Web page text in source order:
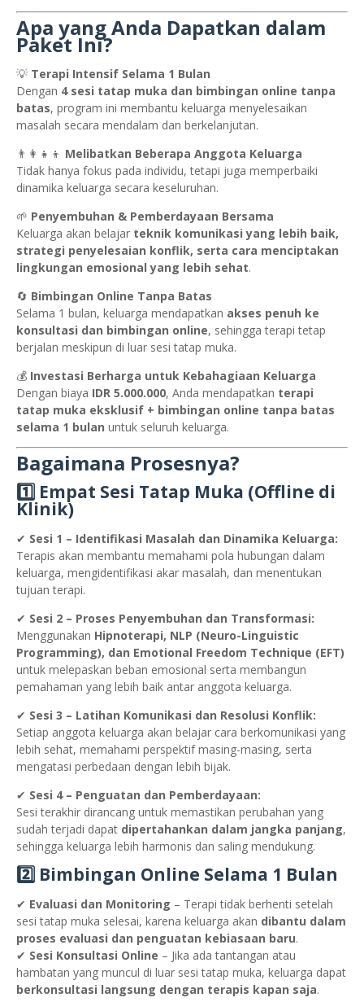
Apa yang Anda Dapatkan dalam
Paket Ini?
💡 Terapi Intensif Selama 1 Bulan
Dengan 4 sesi tatap muka dan bimbingan online tanpa
batas, program ini membantu keluarga menyelesaikan
masalah secara mendalam dan berkelanjutan.
👨‍👩‍👧‍👦 Melibatkan Beberapa Anggota Keluarga
Tidak hanya fokus pada individu, tetapi juga memperbaiki
dinamika keluarga secara keseluruhan.
🌱 Penyembuhan & Pemberdayaan Bersama
Keluarga akan belajar teknik komunikasi yang lebih baik,
strategi penyelesaian konflik, serta cara menciptakan
lingkungan emosional yang lebih sehat.
🔄 Bimbingan Online Tanpa Batas
Selama 1 bulan, keluarga mendapatkan akses penuh ke
konsultasi dan bimbingan online, sehingga terapi tetap
berjalan meskipun di luar sesi tatap muka.
💰 Investasi Berharga untuk Kebahagiaan Keluarga
Dengan biaya IDR 5.000.000, Anda mendapatkan terapi
tatap muka eksklusif + bimbingan online tanpa batas
selama 1 bulan untuk seluruh keluarga.
Bagaimana Prosesnya?
1️⃣ Empat Sesi Tatap Muka (Offline di
Klinik)
✔ Sesi 1 – Identifikasi Masalah dan Dinamika Keluarga:
Terapis akan membantu memahami pola hubungan dalam
keluarga, mengidentifikasi akar masalah, dan menentukan
tujuan terapi.
✔ Sesi 2 – Proses Penyembuhan dan Transformasi:
Menggunakan Hipnoterapi, NLP (Neuro-Linguistic
Programming), dan Emotional Freedom Technique (EFT)
untuk melepaskan beban emosional serta membangun
pemahaman yang lebih baik antar anggota keluarga.
✔ Sesi 3 – Latihan Komunikasi dan Resolusi Konflik:
Setiap anggota keluarga akan belajar cara berkomunikasi yang
lebih sehat, memahami perspektif masing-masing, serta
mengatasi perbedaan dengan lebih bijak.
✔ Sesi 4 – Penguatan dan Pemberdayaan:
Sesi terakhir dirancang untuk memastikan perubahan yang
sudah terjadi dapat dipertahankan dalam jangka panjang,
sehingga keluarga lebih harmonis dan saling mendukung.
2️⃣ Bimbingan Online Selama 1 Bulan
✔ Evaluasi dan Monitoring – Terapi tidak berhenti setelah
sesi tatap muka selesai, karena keluarga akan dibantu dalam
proses evaluasi dan penguatan kebiasaan baru.
✔ Sesi Konsultasi Online – Jika ada tantangan atau
hambatan yang muncul di luar sesi tatap muka, keluarga dapat
berkonsultasi langsung dengan terapis kapan saja.